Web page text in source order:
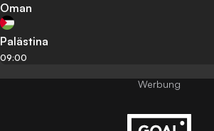
Oman
Palästina
09:00